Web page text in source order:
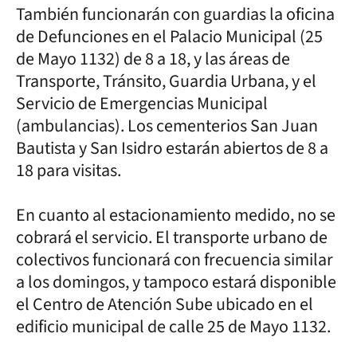
También funcionarán con guardias la oficina
de Defunciones en el Palacio Municipal (25
de Mayo 1132) de 8 a 18, y las áreas de
Transporte, Tránsito, Guardia Urbana, y el
Servicio de Emergencias Municipal
(ambulancias). Los cementerios San Juan
Bautista y San Isidro estarán abiertos de 8 a
18 para visitas.
En cuanto al estacionamiento medido, no se
cobrará el servicio. El transporte urbano de
colectivos funcionará con frecuencia similar
a los domingos, y tampoco estará disponible
el Centro de Atención Sube ubicado en el
edificio municipal de calle 25 de Mayo 1132.